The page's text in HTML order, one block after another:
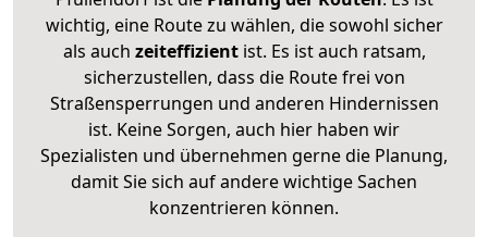
wichtig, eine Route zu wählen, die sowohl sicher
als auch zeiteffizientist. Es ist auch ratsam,
sicherzustellen, dass die Route frei von
Straßensperrungen und anderen Hindernissen
ist. Keine Sorgen, auch hier haben wir
Spezialisten und übernehmen gerne die Planung,
damit Sie sich auf andere wichtige Sachen
konzentrieren können.